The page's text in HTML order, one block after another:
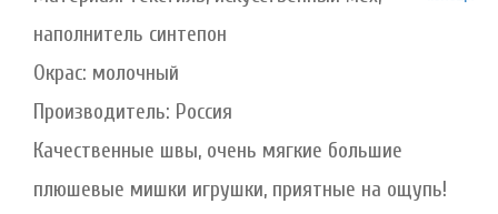
наполнитель синтепон
Окрас: молочный
Производитель: Россия
Качественные швы, очень мягкие большие
плюшевые мишки игрушки, приятные на ощупь!